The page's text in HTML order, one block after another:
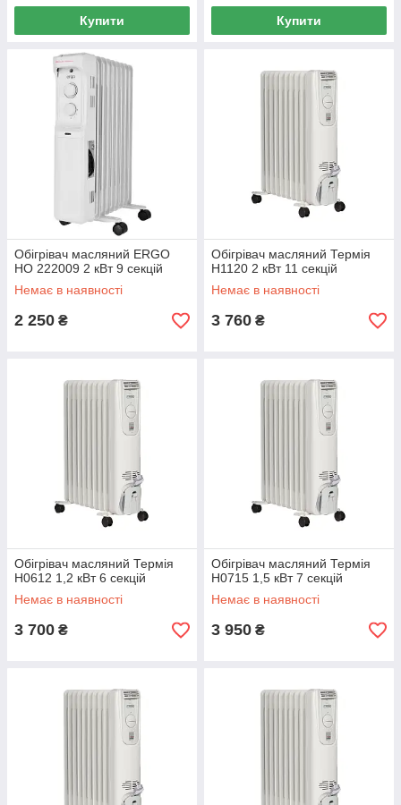
Купити Купити
Обігрівач масляний ERGO
HO 222009 2 кВт 9 секцій
Немає в наявності
2 250 ₴
Обігрівач масляний Термія
Н1120 2 кВт 11 секцій
Немає в наявності
3 760 ₴
Обігрівач масляний Термія
Н0612 1,2 кВт 6 секцій
Немає в наявності
3 700 ₴
Обігрівач масляний Термія
Н0715 1,5 кВт 7 секцій
Немає в наявності
3 950 ₴